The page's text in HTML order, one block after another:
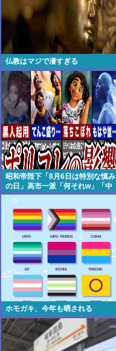
仏教はマジで凄すぎる
昭和帝陛下「8月6日は特別な慎み
の日」高市一派「何それw」「中
国の祭？」「意味わかんね」「何
でも批判かw」
ホモガキ、今年も晒される